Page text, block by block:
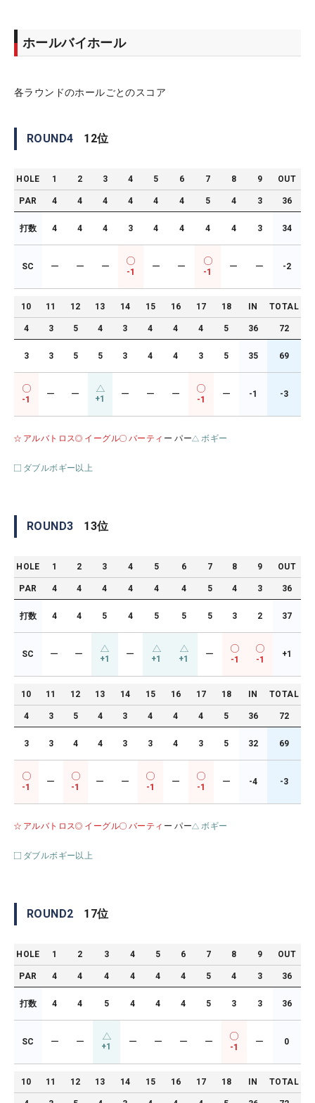
ホールバイホール
各ラウンドのホールごとのスコア
ROUND4 12位
HOLE 1 2 3 4 5 6 7 8 9 OUT
PAR 4 4 4 4 4 4 5 4 3 36
打数 4 4 4 3 4 4 4 4 3 34
SC ー ー ー
-1
ー ー
-1
ー ー -2
10 11 12 13 14 15 16 17 18 IN TOTAL
4 3 5 4 3 4 4 4 5 36 72
3 3 5 5 3 4 4 3 5 35 69
-1
ー ー +1 ー ー ー
-1
ー -1 -3
アルバトロス イーグル バーティ ー パー ボギー
ダブルボギー以上
ROUND3 13位
HOLE 1 2 3 4 5 6 7 8 9 OUT
PAR 4 4 4 4 4 4 5 4 3 36
打数 4 4 5 4 5 5 5 3 2 37
SC ー ー +1 ー +1 +1 ー
-1 -1
+1
10 11 12 13 14 15 16 17 18 IN TOTAL
4 3 5 4 3 4 4 4 5 36 72
3 3 4 4 3 3 4 3 5 32 69
-1
ー
-1
ー ー
-1
ー
-1
ー -4 -3
アルバトロス イーグル バーティ ー パー ボギー
ダブルボギー以上
ROUND2 17位
HOLE 1 2 3 4 5 6 7 8 9 OUT
PAR 4 4 4 4 4 4 5 4 3 36
打数 4 4 5 4 4 4 5 3 3 36
SC ー ー +1 ー ー ー ー
-1
ー 0
10 11 12 13 14 15 16 17 18 IN TOTAL